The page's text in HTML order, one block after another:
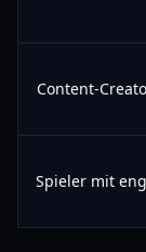
Content-
Spieler mit